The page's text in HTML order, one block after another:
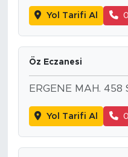
Yol Tarifi Al
Öz Eczanesi
ERGENE MAH. 458
Yol Tarifi Al